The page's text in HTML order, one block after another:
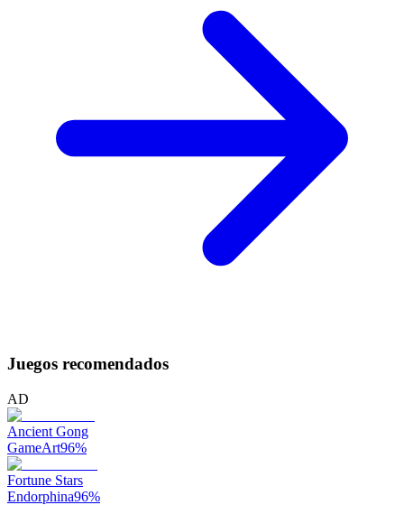
Juegos recomendados
AD
Ancient Gong
GameArt96%
Fortune Stars
Endorphina96%